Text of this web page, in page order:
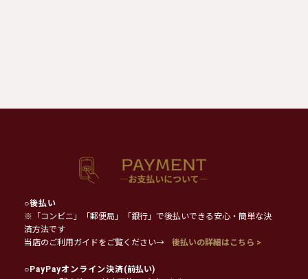
○後払い
※「コンビニ」「郵便局」「銀行」で後払いできる安心・簡単な決
済方法です
当店のご利用ガイドをご覧ください→
後払いの詳細はこちら >
○PayPayオンライン決済(前払い)